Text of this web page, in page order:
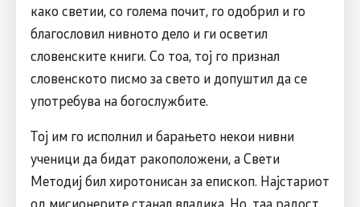
како светии, со голема почит, го одобрил и го
благословил нивното дело и ги осветил
словенските книги. Со тоа, тој го признал
словенското писмо за свето и допуштил да се
употребува на богослужбите.
Тој им го исполнил и барањето некои нивни
ученици да бидат ракоположени, а Свети
Методиј бил хиротонисан за епископ. Најстариот
од мисионерите станал владика. Но, таа радост